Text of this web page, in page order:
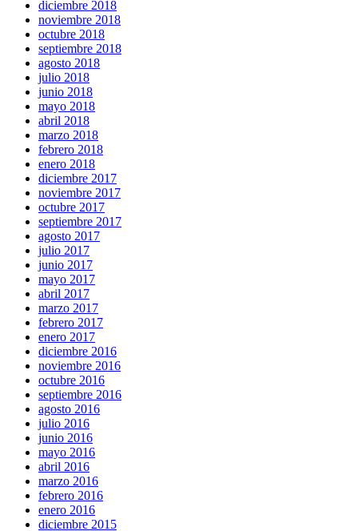
diciembre 2018
noviembre 2018
octubre 2018
septiembre 2018
agosto 2018
julio 2018
junio 2018
mayo 2018
abril 2018
marzo 2018
febrero 2018
enero 2018
diciembre 2017
noviembre 2017
octubre 2017
septiembre 2017
agosto 2017
julio 2017
junio 2017
mayo 2017
abril 2017
marzo 2017
febrero 2017
enero 2017
diciembre 2016
noviembre 2016
octubre 2016
septiembre 2016
agosto 2016
julio 2016
junio 2016
mayo 2016
abril 2016
marzo 2016
febrero 2016
enero 2016
diciembre 2015